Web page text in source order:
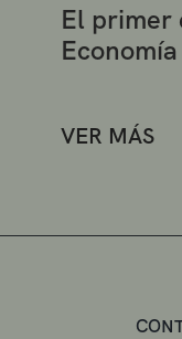
El primer
VER MÁS